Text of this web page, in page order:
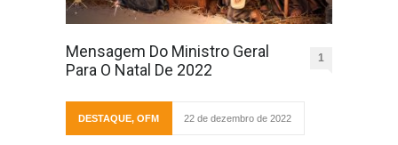
Mensagem Do Ministro Geral
Para O Natal De 2022
1
DESTAQUE, OFM 22 de dezembro de 2022